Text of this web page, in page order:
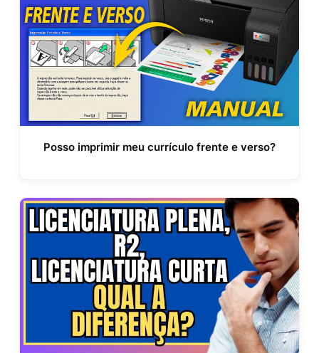
Posso imprimir meu currículo frente e verso?